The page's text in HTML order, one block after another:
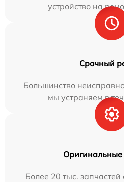
устройство на
Срочный
Большинство
мы устраняем в
Оригинальные
Более 20 тыс. запчастей